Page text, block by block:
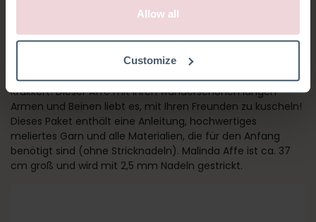
Allow all
Customize
MALINDA AFFE
Malinda Affe ist Teil der neuesten Tierkollektion von Christel
Krukkert! Dieser Affe mit Ihren wunderschönen langen
Armen und Beinen liebt es, mit Ihren Freunden zu kuscheln!
Dieses Paket enthält eine Anleitung, hochwertiges
meliertes Garn und alle Materialien, die für den Anfang
benötigt sind (ohne Stricknadeln). Malinda Affe ist ca. 37
cm groß und wird mit 2,5 mm Nadeln gestrickt.